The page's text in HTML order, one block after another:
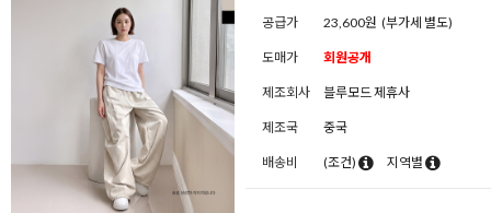
공급가 23,600원 (부가세 별도)
도매가 회원공개
제조회사 블루모드 제휴사
제조국 중국
배송비 (조건) 지역별